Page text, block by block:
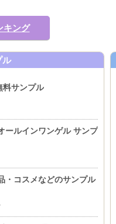
キング
ル
料サンプル
ールインワンゲル サンプ
・コスメなどのサンプル